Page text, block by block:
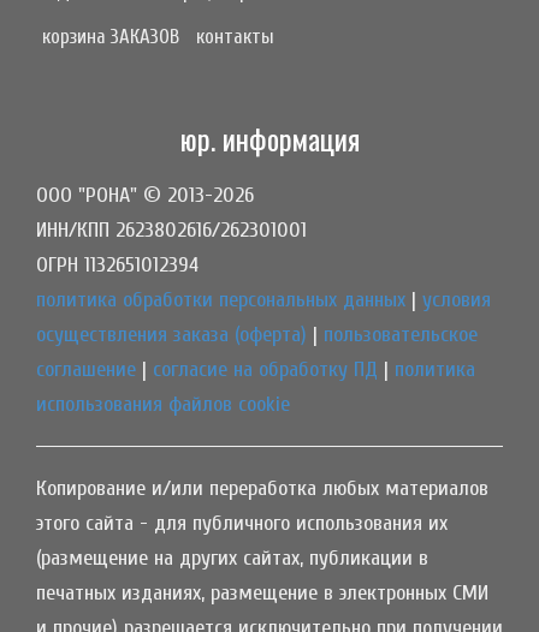
корзина ЗАКАЗОВ
контакты
юр. информация
ООО "РОНА" © 2013-2026
ИНН/КПП 2623802616/262301001
ОГРН 1132651012394
политика обработки персональных данных | условия
осуществления заказа (оферта) | пользовательское
соглашение | согласие на обработку ПД | политика
использования файлов cookie
Копирование и/или переработка любых материалов
этого сайта - для публичного использования их
(размещение на других сайтах, публикации в
печатных изданиях, размещение в электронных СМИ